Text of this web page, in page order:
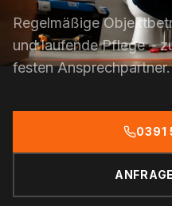
Regelmäßige
und laufende Pflege –
festen Ansprechpartner.
0391